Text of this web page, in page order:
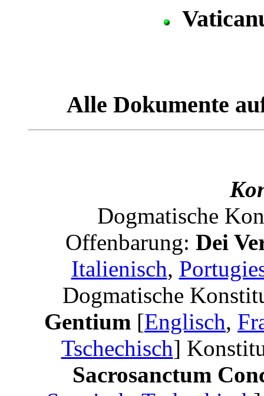
Alle Dokumente
Dogmatische
Offenbarung: Dei
Italienisch,
Dogmatische
Gentium [Englisch,
Tschechisch]
Sacrosanctum